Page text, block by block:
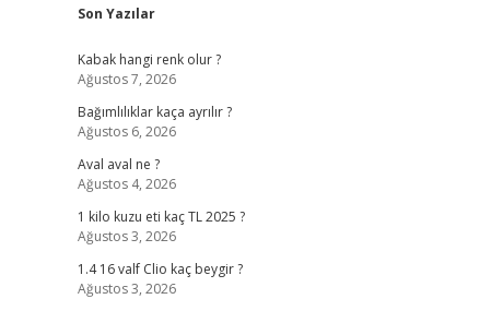
Sidebar
Son Yazılar
Kabak hangi renk olur ?
Ağustos 7, 2026
Bağımlılıklar kaça ayrılır ?
Ağustos 6, 2026
Aval aval ne ?
Ağustos 4, 2026
1 kilo kuzu eti kaç TL 2025 ?
Ağustos 3, 2026
1.4 16 valf Clio kaç beygir ?
Ağustos 3, 2026